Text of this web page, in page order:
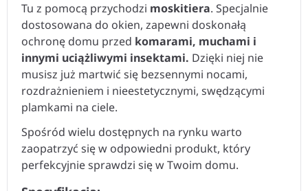
Tu z pomocą przychodzi moskitiera. Specjalnie
dostosowana do okien, zapewni doskonałą
ochronę domu przed komarami, muchami i
innymi uciążliwymi insektami. Dzięki niej nie
musisz już martwić się bezsennymi nocami,
rozdrażnieniem i nieestetycznymi, swędzącymi
plamkami na ciele.
Spośród wielu dostępnych na rynku warto
zaopatrzyć się w odpowiedni produkt, który
perfekcyjnie sprawdzi się w Twoim domu.